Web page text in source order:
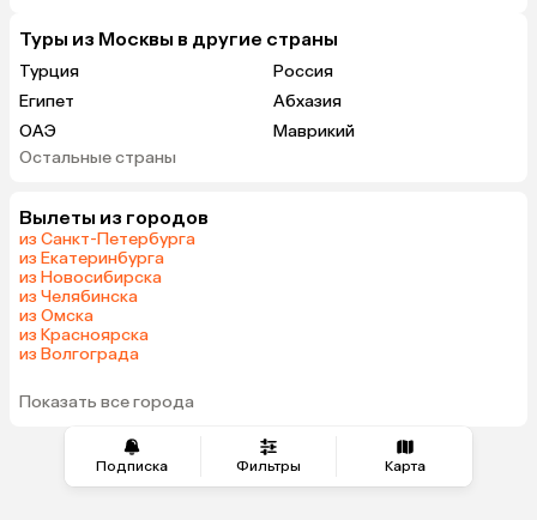
Подписка Фильтры Карта
Туры из Москвы в другие страны
Турция
Россия
Египет
Абхазия
ОАЭ
Маврикий
Кипр
Остальные страны
Вылеты из городов
из Санкт-Петербурга
из Екатеринбурга
из Новосибирска
из Челябинска
из Омска
из Красноярска
из Волгограда
Показать все города